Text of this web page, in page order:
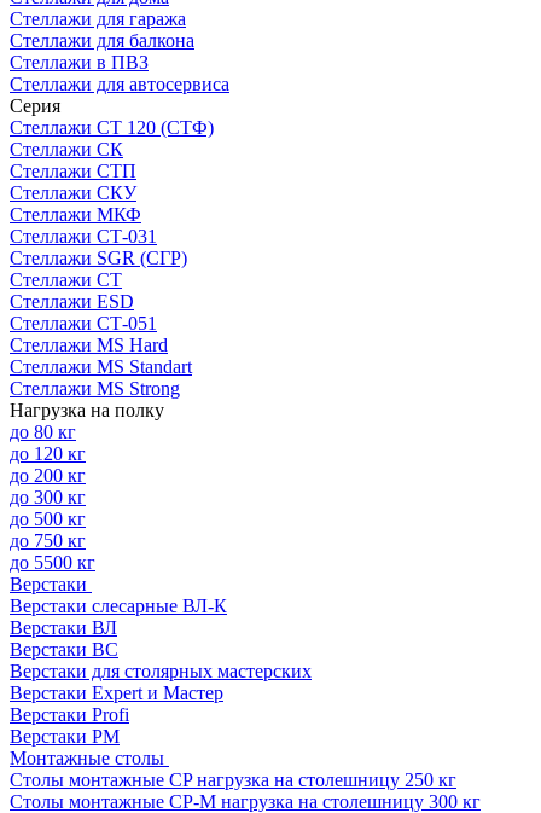
Стеллажи для гаража
Стеллажи для балкона
Стеллажи в ПВЗ
Стеллажи для автосервиса
Серия
Стеллажи СТ 120 (СТФ)
Стеллажи СК
Стеллажи СТП
Стеллажи СКУ
Стеллажи МКФ
Стеллажи СТ-031
Стеллажи SGR (СГР)
Стеллажи СТ
Стеллажи ESD
Стеллажи СТ-051
Стеллажи MS Hard
Стеллажи MS Standart
Стеллажи MS Strong
Нагрузка на полку
до 80 кг
до 120 кг
до 200 кг
до 300 кг
до 500 кг
до 750 кг
до 5500 кг
Верстаки
Верстаки слесарные ВЛ-К
Верстаки ВЛ
Верстаки ВС
Верстаки для столярных мастерских
Верстаки Expert и Мастер
Верстаки Profi
Верстаки РМ
Монтажные столы
Столы монтажные СP нагрузка на столешницу 250 кг
Столы монтажные СР-М нагрузка на столешницу 300 кг